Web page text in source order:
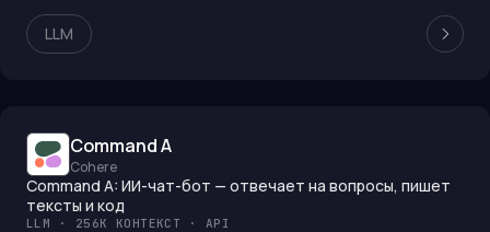
LLM
Command A
Cohere
Command A: ИИ-чат-бот — отвечает на вопросы, пишет
тексты и код
LLM · 256K КОНТЕКСТ · API